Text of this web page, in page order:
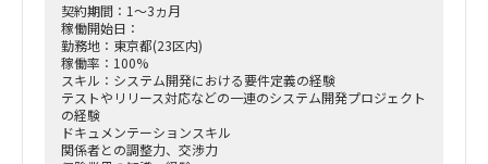
契約期間：1～3ヵ月
稼働開始日：
勤務地：東京都(23区内)
稼働率：100%
スキル：システム開発における要件定義の経験
テストやリリース対応などの一連のシステム開発プロジェクト
の経験
ドキュメンテーションスキル
関係者との調整力、交渉力